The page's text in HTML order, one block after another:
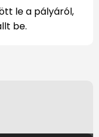
le a pályáról,
be.